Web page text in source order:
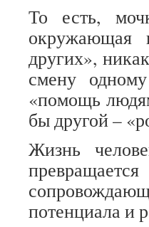
То есть,
окружающая
других»,
смену
«помощь
бы другой –
Жизнь
потенциала и